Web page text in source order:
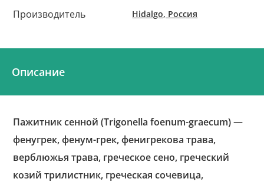
Производитель
Hidalgo, Россия
Описание
Пажитник сенной (Trigonella foenum-graecum) —
фенугрек, фенум-грек, фенигрекова трава,
верблюжья трава, греческое сено, греческий
козий трилистник, греческая сочевица,